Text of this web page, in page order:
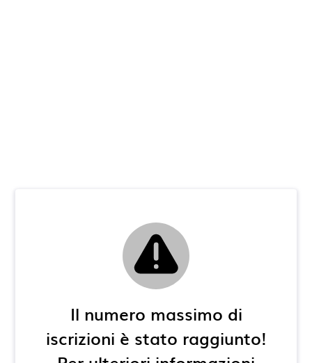
Il numero massimo di
iscrizioni è stato raggiunto!